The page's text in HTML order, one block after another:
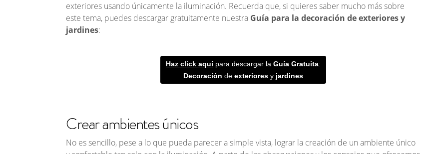
exteriores usando únicamente la iluminación. Recuerda que, si quieres saber mucho más sobre
este tema, puedes descargar gratuitamente nuestra Guía para la decoración de exteriores y
jardines:
Haz click aquípara descargar laGuía Gratuita:
Decoración deexteriores y jardines
Crear ambientes únicos
No es sencillo, pese a lo que pueda parecer a simple vista, lograr la creación de un ambiente único